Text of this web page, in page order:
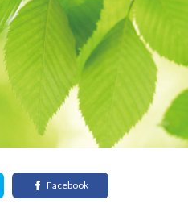
Facebook